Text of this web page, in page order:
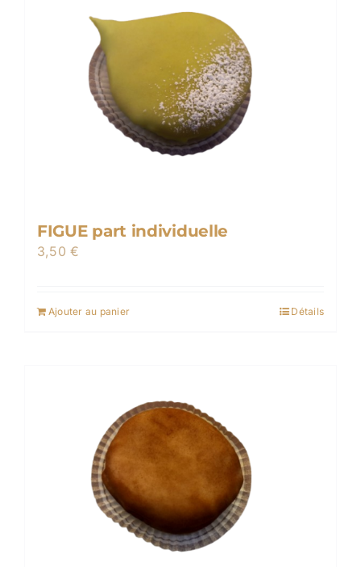
FIGUE part individuelle
3,50€
Ajouter au panier Détails